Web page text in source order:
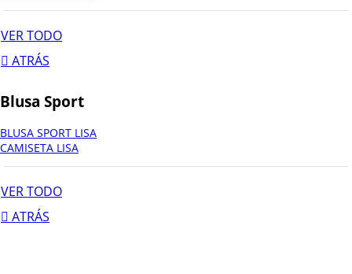
VER TODO
ATRÁS
Blusa Sport
BLUSA SPORT LISA
CAMISETA LISA
VER TODO
ATRÁS